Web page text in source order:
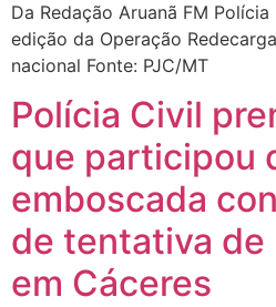
Da Redação Aruanã FM
edição da Operação
nacional Fonte: PJC/MT
Polícia Civil
que participou
emboscada
de tentativa de
em Cáceres